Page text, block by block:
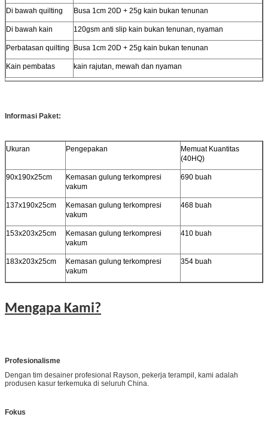
Di bawah quilting Busa 1cm 20D + 25g kain bukan tenunan
Di bawah kain 120gsm anti slip kain bukan tenunan, nyaman
Perbatasan quilting Busa 1cm 20D + 25g kain bukan tenunan
Kain pembatas kain rajutan, mewah dan nyaman
Informasi Paket:
Ukuran Pengepakan
Memuat Kuantitas
(40HQ)
90x190x25cm
Kemasan gulung terkompresi
vakum
690 buah
137x190x25cm
Kemasan gulung terkompresi
vakum
468 buah
153x203x25cm
Kemasan gulung terkompresi
vakum
410 buah
183x203x25cm
Kemasan gulung terkompresi
vakum
354 buah
Mengapa Kami?
Profesionalisme
Dengan tim desainer profesional Rayson, pekerja terampil, kami adalah
produsen kasur terkemuka di seluruh China.
Fokus